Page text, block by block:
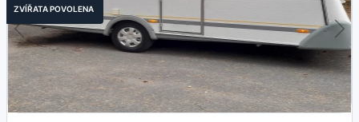
ZVÍŘATA POVOLENA